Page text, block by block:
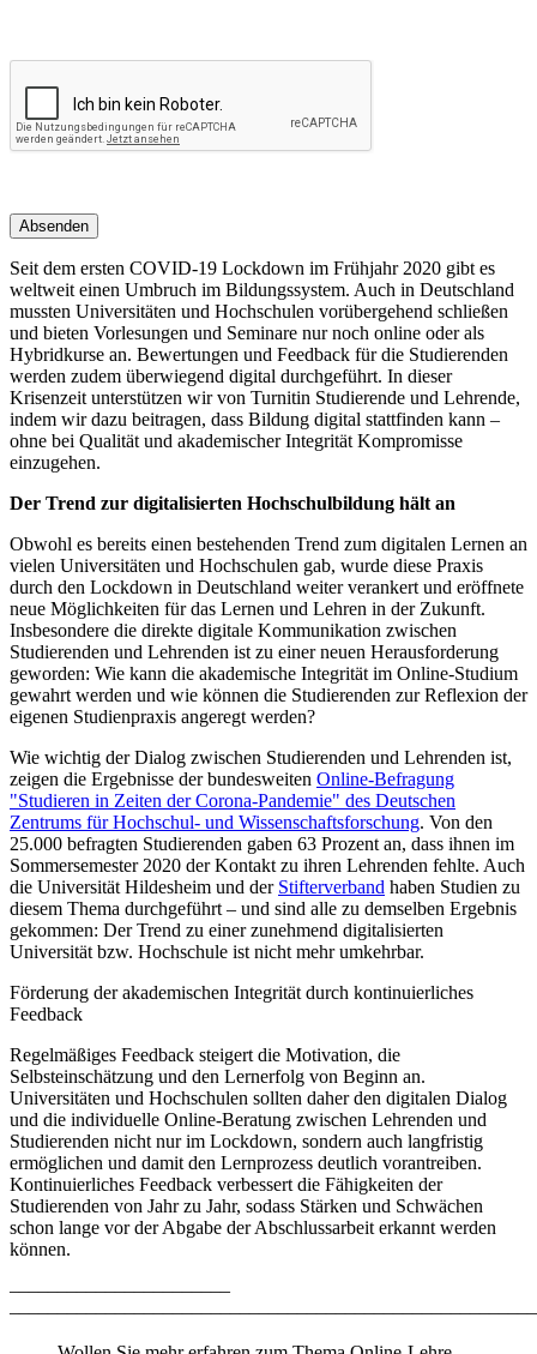
Absenden
Seit dem ersten COVID-19 Lockdown im Frühjahr 2020 gibt es
weltweit einen Umbruch im Bildungssystem. Auch in Deutschland
mussten Universitäten und Hochschulen vorübergehend schließen
und bieten Vorlesungen und Seminare nur noch online oder als
Hybridkurse an. Bewertungen und Feedback für die Studierenden
werden zudem überwiegend digital durchgeführt. In dieser
Krisenzeit unterstützen wir von Turnitin Studierende und Lehrende,
indem wir dazu beitragen, dass Bildung digital stattfinden kann –
ohne bei Qualität und akademischer Integrität Kompromisse
einzugehen.
Der Trend zur digitalisierten Hochschulbildung hält an
Obwohl es bereits einen bestehenden Trend zum digitalen Lernen an
vielen Universitäten und Hochschulen gab, wurde diese Praxis
durch den Lockdown in Deutschland weiter verankert und eröffnete
neue Möglichkeiten für das Lernen und Lehren in der Zukunft.
Insbesondere die direkte digitale Kommunikation zwischen
Studierenden und Lehrenden ist zu einer neuen Herausforderung
geworden: Wie kann die akademische Integrität im Online-Studium
gewahrt werden und wie können die Studierenden zur Reflexion der
eigenen Studienpraxis angeregt werden?
Wie wichtig der Dialog zwischen Studierenden und Lehrenden ist,
zeigen die Ergebnisse der bundesweiten Online-Befragung
"Studieren in Zeiten der Corona-Pandemie" des Deutschen
Zentrums für Hochschul- und Wissenschaftsforschung. Von den
25.000 befragten Studierenden gaben 63 Prozent an, dass ihnen im
Sommersemester 2020 der Kontakt zu ihren Lehrenden fehlte. Auch
die Universität Hildesheim und der Stifterverband haben Studien zu
diesem Thema durchgeführt – und sind alle zu demselben Ergebnis
gekommen: Der Trend zu einer zunehmend digitalisierten
Universität bzw. Hochschule ist nicht mehr umkehrbar.
Förderung der akademischen Integrität durch kontinuierliches
Feedback
Regelmäßiges Feedback steigert die Motivation, die
Selbsteinschätzung und den Lernerfolg von Beginn an.
Universitäten und Hochschulen sollten daher den digitalen Dialog
und die individuelle Online-Beratung zwischen Lehrenden und
Studierenden nicht nur im Lockdown, sondern auch langfristig
ermöglichen und damit den Lernprozess deutlich vorantreiben.
Kontinuierliches Feedback verbessert die Fähigkeiten der
Studierenden von Jahr zu Jahr, sodass Stärken und Schwächen
schon lange vor der Abgabe der Abschlussarbeit erkannt werden
können.
–––––––––––––––––––––––